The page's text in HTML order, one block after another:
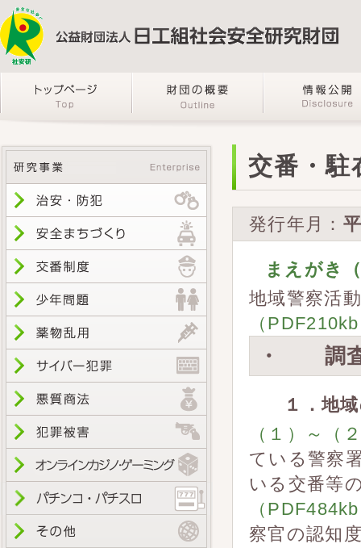
交番・駐
発行年月：
まえがき
地域警察活
（
・ 調査
１．地域
（１）～（
ている警察
いる交番等
（
察官の認知